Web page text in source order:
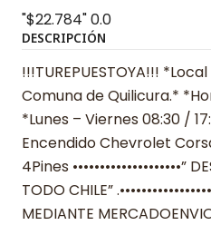
"$22.784"0.0
DESCRIPCIÓN
!!!TUREPUESTOYA!!!
Comuna de Quilicura.*
*Lunes – Viernes 08:30 /
Encendido Chevrolet
4Pines
TODO CHILE”
MEDIANTE MERCADOENVIOS